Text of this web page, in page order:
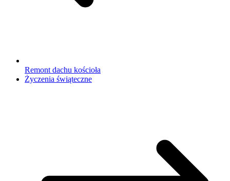
Remont dachu kościoła
Życzenia świąteczne